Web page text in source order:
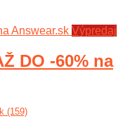
Výpredaj
DO -60% na
(159)